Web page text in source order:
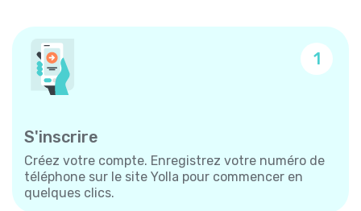
1
S'inscrire
Créez votre compte. Enregistrez votre numéro de
téléphone sur le site Yolla pour commencer en
quelques clics.